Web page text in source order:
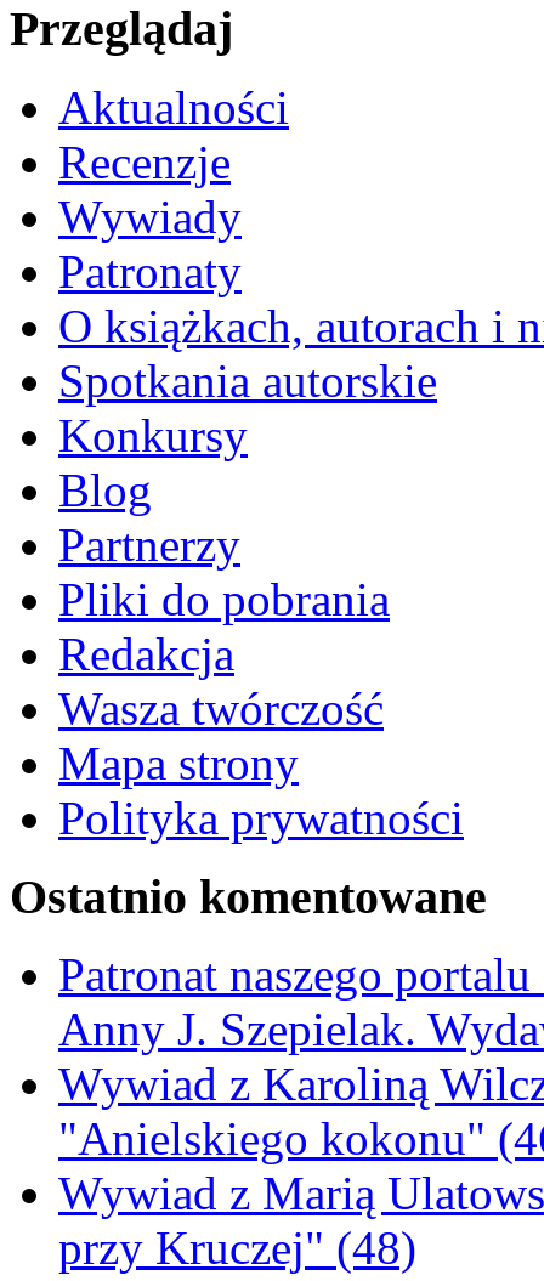
Przeglądaj
Aktualności
Recenzje
Wywiady
Patronaty
O książkach, autorach i
Spotkania autorskie
Konkursy
Blog
Partnerzy
Pliki do pobrania
Redakcja
Wasza twórczość
Mapa strony
Polityka prywatności
Ostatnio komentowane
Patronat naszego
Anny J. Szepielak.
Wywiad z Karoliną
"Anielskiego kokonu"
Wywiad z Marią
przy Kruczej" (48)